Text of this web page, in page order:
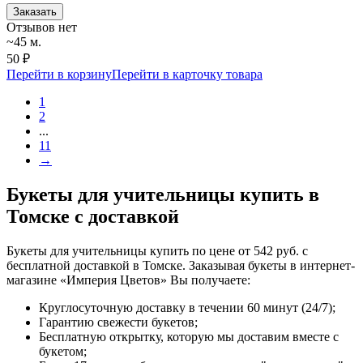
Заказать
Отзывов нет
~45 м.
50 ₽
Перейти в корзинуПерейти в карточку товара
1
2
...
11
→
Букеты для учительницы купить в
Томске с доставкой
Букеты для учительницы купить по цене от 542 руб. с
бесплатной доставкой в Томске. Заказывая букеты в интернет-
магазине «Империя Цветов» Вы получаете:
Круглосуточную доставку в течении 60 минут (24/7);
Гарантию свежести букетов;
Бесплатную открытку, которую мы доставим вместе с
букетом;